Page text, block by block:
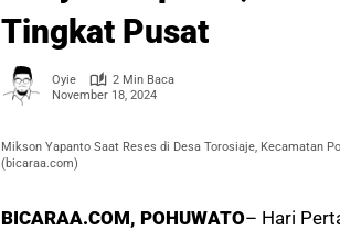
Tingkat Pusat
Oyie
2 Min Baca
November 18, 2024
Mikson Yapanto Saat Reses di Desa Torosiaje, Kecamatan
(bicaraa.com)
BICARAA.COM, POHUWATO– Hari